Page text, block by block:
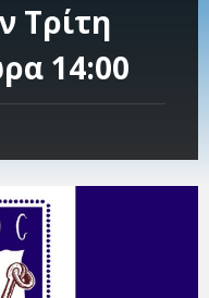
Τρίτη
14:00